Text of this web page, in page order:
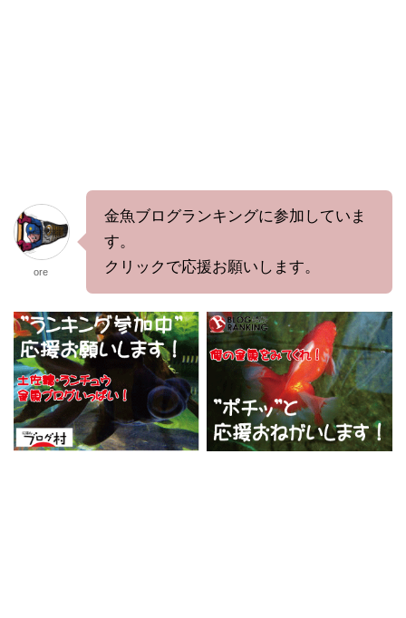
ore
金魚ブログランキングに参加していま
す。
クリックで応援お願いします。